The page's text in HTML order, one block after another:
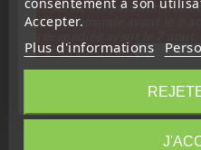
Accepter.
Plus d'informations
le service réparation nous
télécommande avant le 6
compréhension»